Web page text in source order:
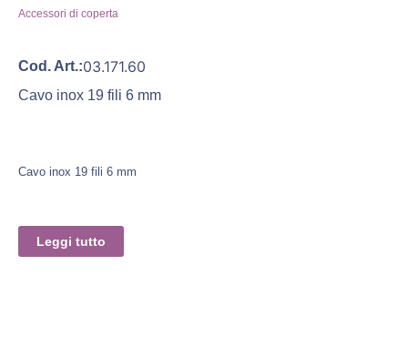
Accessori di coperta
Cod. Art.:03.171.60
Cavo inox 19 fili 6 mm
Cavo inox 19 fili 6 mm
Leggi tutto